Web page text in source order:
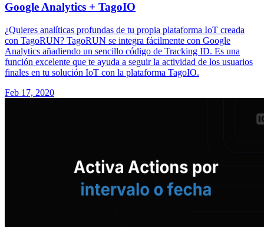
Google Analytics + TagoIO
¿Quieres analíticas profundas de tu propia plataforma IoT creada
con TagoRUN? TagoRUN se integra fácilmente con Google
Analytics añadiendo un sencillo código de Tracking ID. Es una
función excelente que te ayuda a seguir la actividad de los usuarios
finales en tu solución IoT con la plataforma TagoIO.
Feb 17, 2020